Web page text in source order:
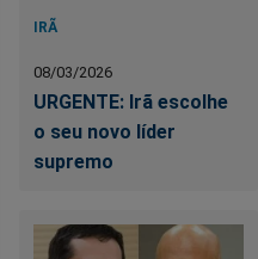
IRÃ
08/03/2026
URGENTE: Irã escolhe
o seu novo líder
supremo